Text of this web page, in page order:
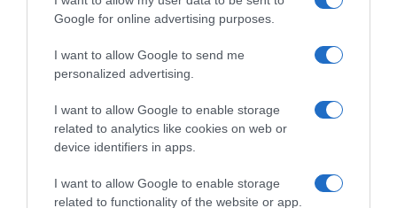
Google for online advertising purposes.
I want to allow Google to send me
personalized advertising.
I want to allow Google to enable storage
related to analytics like cookies on web or
device identifiers in apps.
I want to allow Google to enable storage
related to functionality of the website or app.